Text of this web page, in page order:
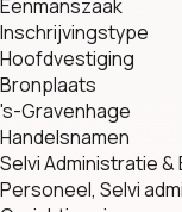
Eenmanszaak
Inschrijvingstype
Hoofdvestiging
Bronplaats
's-Gravenhage
Handelsnamen
Selvi Administratie &
Personeel, Selvi